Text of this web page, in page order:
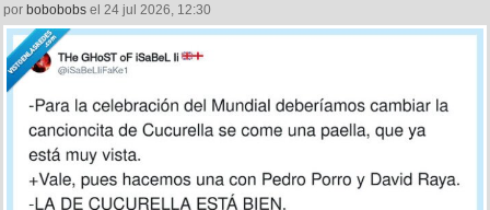
por bobobobs el 24 jul 2026, 12:30